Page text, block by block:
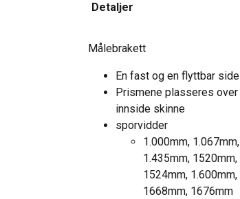
Detaljer
Målebrakett
En fast og en flyttbar side
Prismene plasseres over
innside skinne
sporvidder
1.000mm, 1.067mm,
1.435mm, 1520mm,
1524mm, 1.600mm,
1668mm, 1676mm